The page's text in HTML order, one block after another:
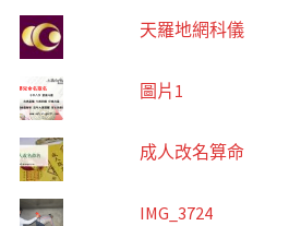
天羅地網科儀
圖片1
成人改名算命
IMG_3724